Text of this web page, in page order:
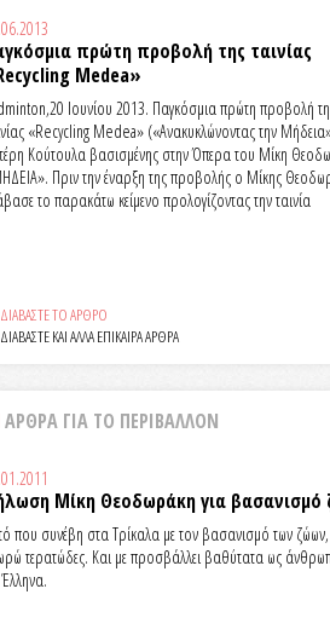
πρώτη προβολή της ταινίας
Medea»
Ιουνίου 2013. Παγκόσμια πρώτη προβολή
«Recycling Medea» («Ανακυκλώνοντας την
Κούτουλα βασισμένης στην Όπερα του Μίκη
Πριν την έναρξη της προβολής ο Μίκης
το παρακάτω κείμενο προλογίζοντας την ταινία
ΔΙΑΒΑΣΤΕ ΤΟ ΑΡΘΡΟ
ΔΙΑΒΑΣΤΕ ΚΑΙ ΑΛΛΑ ΕΠΙΚΑΙΡΑ ΑΡΘΡΑ
ΑΡΘΡΑ ΓΙΑ ΤΟ ΠΕΡΙΒΑΛΛΟΝ
Μίκη Θεοδωράκη για βασανισμό
που συνέβη στα Τρίκαλα με τον βασανισμό των
τερατώδες. Και με προσβάλλει βαθύτατα ως